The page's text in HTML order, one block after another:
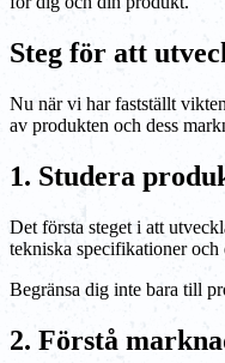
Steg för att
Nu när vi har fastställt
av produkten och dess
1. Studera
Det första steget i att
tekniska specifikationer
Begränsa dig inte bara till
2. Förstå